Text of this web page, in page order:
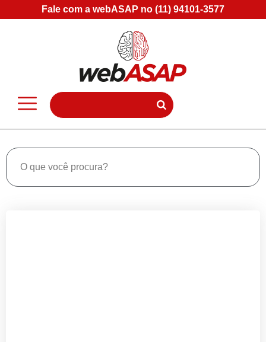
Fale com a webASAP no (11) 94101-3577